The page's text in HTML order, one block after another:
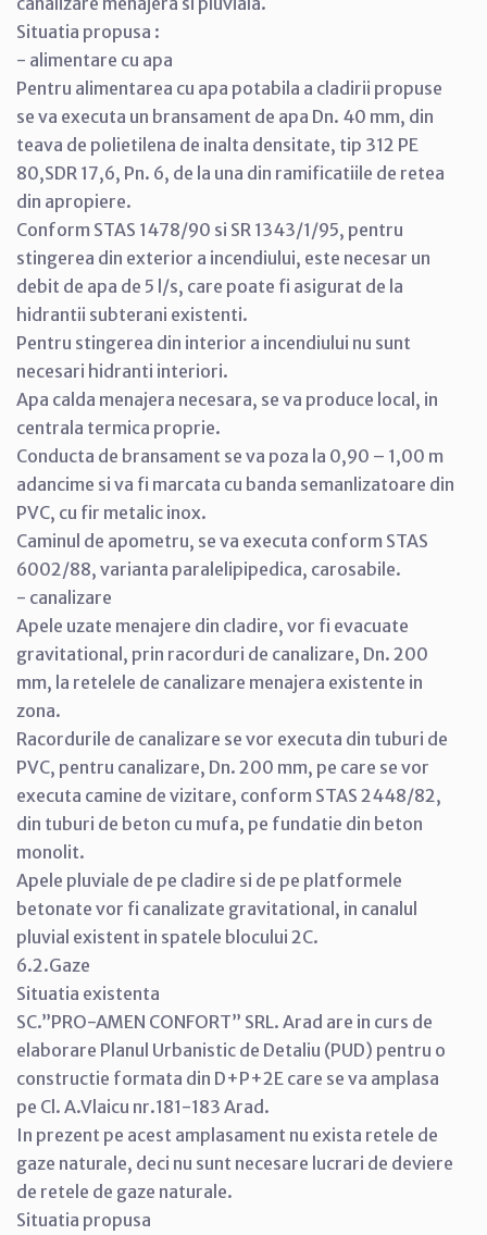
Situatia propusa :
- alimentare cu apa
Pentru alimentarea cu apa potabila a cladirii propuse
se va executa un bransament de apa Dn. 40 mm, din
teava de polietilena de inalta densitate, tip 312 PE
80,SDR 17,6, Pn. 6, de la una din ramificatiile de retea
din apropiere.
Conform STAS 1478/90 si SR 1343/1/95, pentru
stingerea din exterior a incendiului, este necesar un
debit de apa de 5 l/s, care poate fi asigurat de la
hidrantii subterani existenti.
Pentru stingerea din interior a incendiului nu sunt
necesari hidranti interiori.
Apa calda menajera necesara, se va produce local, in
centrala termica proprie.
Conducta de bransament se va poza la 0,90 – 1,00 m
adancime si va fi marcata cu banda semanlizatoare din
PVC, cu fir metalic inox.
Caminul de apometru, se va executa conform STAS
6002/88, varianta paralelipipedica, carosabile.
- canalizare
Apele uzate menajere din cladire, vor fi evacuate
gravitational, prin racorduri de canalizare, Dn. 200
mm, la retelele de canalizare menajera existente in
zona.
Racordurile de canalizare se vor executa din tuburi de
PVC, pentru canalizare, Dn. 200 mm, pe care se vor
executa camine de vizitare, conform STAS 2448/82,
din tuburi de beton cu mufa, pe fundatie din beton
monolit.
Apele pluviale de pe cladire si de pe platformele
betonate vor fi canalizate gravitational, in canalul
pluvial existent in spatele blocului 2C.
6.2.Gaze
Situatia existenta
SC.”PRO-AMEN CONFORT” SRL. Arad are in curs de
elaborare Planul Urbanistic de Detaliu (PUD) pentru o
constructie formata din D+P+2E care se va amplasa
pe Cl. A.Vlaicu nr.181-183 Arad.
In prezent pe acest amplasament nu exista retele de
gaze naturale, deci nu sunt necesare lucrari de deviere
de retele de gaze naturale.
Situatia propusa